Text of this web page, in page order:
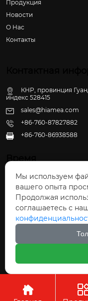
Продукция
Новости
О Hас
Контакты
КНР, провинция
индекс 528415
sales@hiamea.com
+86-760-87827882
 +86-760-86938588
Время
Пн - Пт: 09:30 - 22:00
Сб - Вс: 10:00 - 22:30
Авторское
Кухонные

Мы используем
вашего опыта
Продолжая
соглашаетесь с